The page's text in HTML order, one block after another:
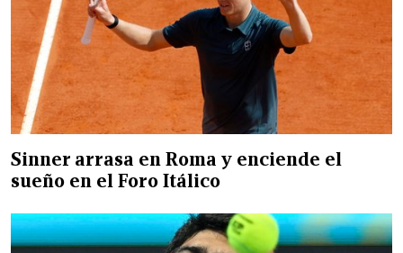
Sinner arrasa en Roma y enciende el
sueño en el Foro Itálico